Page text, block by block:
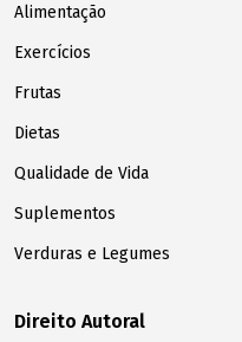
Alimentação
Exercícios
Frutas
Dietas
Qualidade de Vida
Suplementos
Verduras e Legumes
Direito Autoral